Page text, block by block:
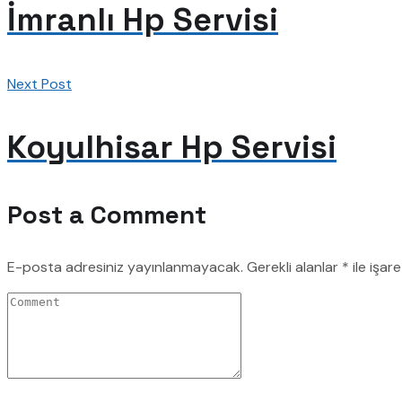
İmranlı Hp Servisi
Next Post
Koyulhisar Hp Servisi
Post a Comment
E-posta adresiniz yayınlanmayacak. Gerekli alanlar * ile